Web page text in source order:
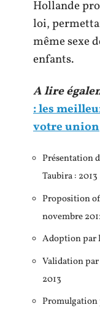
Hollande
loi,
même sexe
enfants.
A lire
: les
votre union
Présentation
Taubira : 2013
Proposition
novembre
Adoption par
Validation
2013
Promulgation